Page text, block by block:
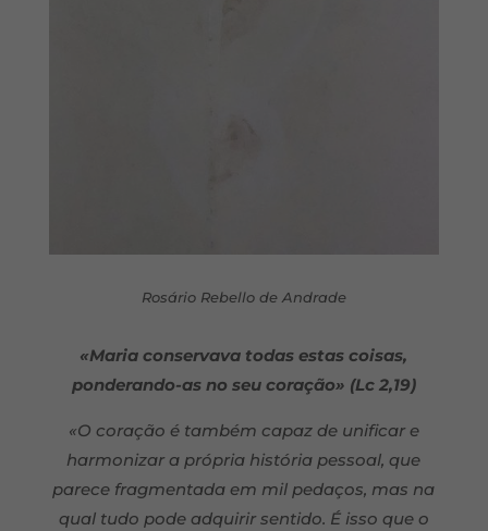
Rosário Rebello de Andrade
«Maria conservava todas estas coisas,
ponderando-as no seu coração» (Lc 2,19)
«O coração é também capaz de unificar e
harmonizar a própria história pessoal, que
parece fragmentada em mil pedaços, mas na
qual tudo pode adquirir sentido. É isso que o